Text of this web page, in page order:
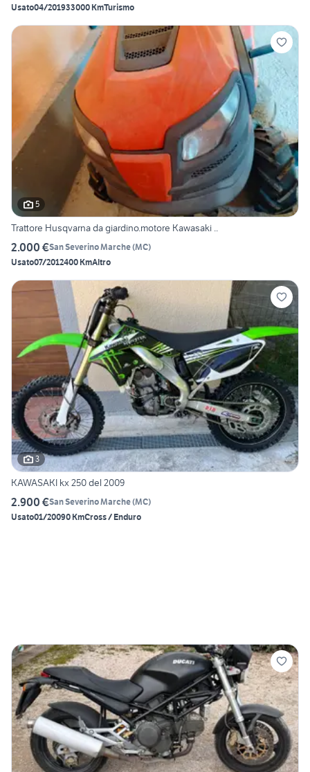
Usato04/201933000 KmTurismo
5
Trattore Husqvarna da giardino.motore Kawasaki ..
2.000 €San Severino Marche(MC)
Usato07/2012400 KmAltro
3
KAWASAKI kx 250 del 2009
2.900 €San Severino Marche(MC)
Usato01/20090 KmCross / Enduro